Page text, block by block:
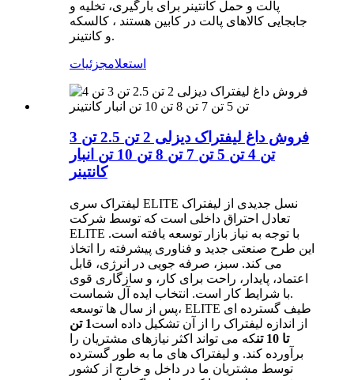
پالت و حمل کانتینر برای بارگیری، تخلیه و
جابجایی کالاهای پالت در کابین هستند ، کالسکه
و کانتینر.
استعلامجزئیات
فروش داغ لیفتراک دیزلی 2 تن 2.5 تن 3
تن 4 تن 5 تن 7 تن 8 تن 10 تن انبار
کانتینر
لیفتراک سری ELITE نسل جدیدی از لیفتراک
تعادل احتراق داخلی است که توسط شرکت
ELITE با توجه به نیاز بازار توسعه یافته است.
این طرح صنعتی جدید و فناوری پیشرفته را اتخاذ
می کند. سبز، صرفه جویی در انرژی، قابل
اعتماد، پایدار، راحت برای کار، و سازگاری قوی
با شرایط کار است. انتخاب ایده آل شماست.
پس از سال ها توسعه، ELITE طیف گسترده ای
از اندازه لیفتراک را از آن تشکیل داده است
1 تن
تا 10 تن
که می تواند اکثر نیازهای مشتریان را
برآورده کند. و لیفتراک های ما به طور گسترده
توسط مشتریان ما در داخل و خارج از کشور